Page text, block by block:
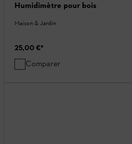
Humidimètre pour bois
Maison & Jardin
25,00 €*
Comparer